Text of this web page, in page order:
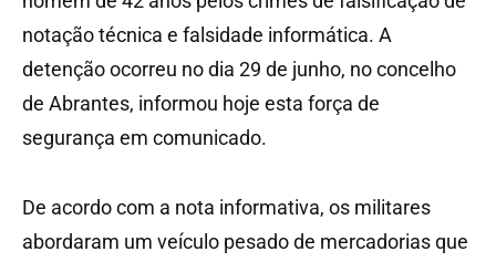
notação técnica e falsidade informática. A
detenção ocorreu no dia 29 de junho, no concelho
de Abrantes, informou hoje esta força de
segurança em comunicado.
De acordo com a nota informativa, os militares
abordaram um veículo pesado de mercadorias que